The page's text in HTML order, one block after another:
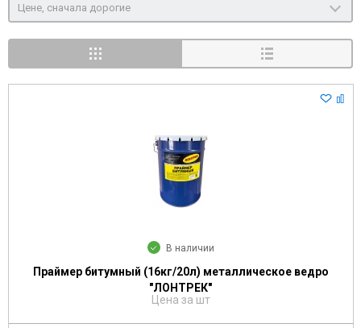
Цене, сначала дорогие
В наличии
Праймер битумный (16кг/20л) металлическое ведро
"ЛОНТРЕК"
Цена за шт